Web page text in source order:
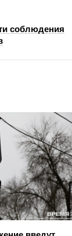
соблюдения